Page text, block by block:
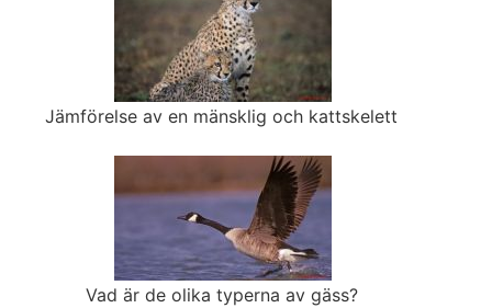
Jämförelse av en mänsklig och kattskelett
Vad är de olika typerna av gäss?